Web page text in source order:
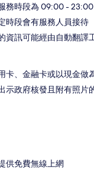
務時段為 09:00 - 23:00
時段會有服務人員接待
資訊可能經由自動翻譯
卡、金融卡或以現金做
示政府核發且附有照片
供免費無線上網